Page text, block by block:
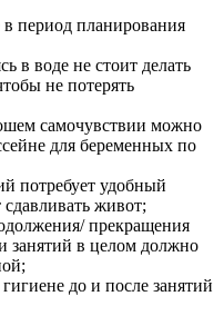
период планирования
в воде не стоит делать
не потерять
самочувствии можно
для беременных по
потребует удобный
живот;
прекращения
занятий в целом должно
до и после занятий